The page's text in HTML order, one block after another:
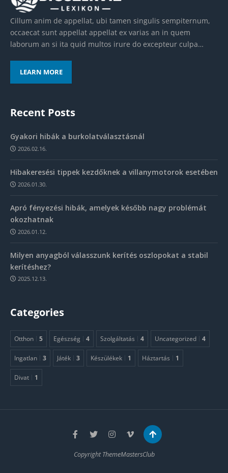
Cillum anim de appellat, ubi tamen singulis sempiternum,
occaecat sunt appellat appellat ex varias an in quem
laborum an si ita quid multos irure do excepteur culpa…
LEARN MORE
Recent Posts
Gyakori hibák a burkolatválasztásnál
2026.02.16.
Hibakeresési tippek kezdőknek a villanymotorok esetében
2026.01.30.
Apró fényezési hibák, amelyek később nagy problémát
okozhatnak
2026.01.12.
Milyen anyagból válasszunk kerítés oszlopokat a stabil
kerítéshez?
2025.12.13.
Categories
Otthon 5 Egészség 4 Szolgáltatás 4 Uncategorized 4
Ingatlan 3 Játék 3 Készülékek 1 Háztartás 1
Divat 1
Copyright ThemeMastersClub